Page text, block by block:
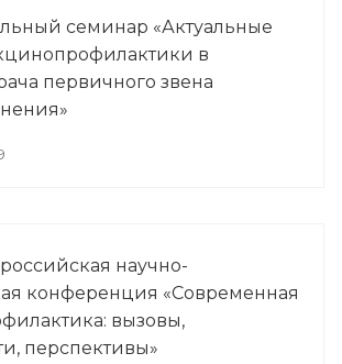
семинар «Актуальные
в
первичного звена
научно-
конференция «Современная
вызовы,
перспективы»